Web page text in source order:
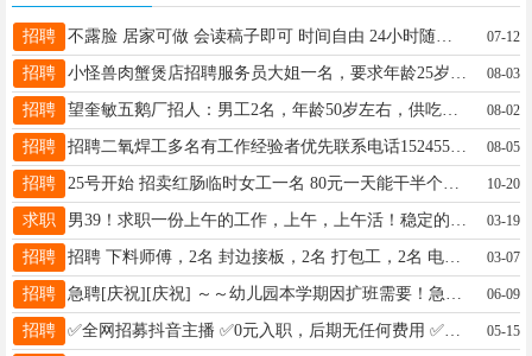
招聘 不露脸 居家可做 会读稿子即可 时间自由 24小时随时接单 不出镜白班小时/20-夜班25 出镜白班小时/25-夜班30，有两部手机就行 加V：17604551097 接收付费的 07-12
招聘 08-03
招聘 望奎敏五鹅厂招人：男工2名，年龄50岁左右，供吃供住，伙食好待遇好，工作轻松简单，厂里工人多一点不累。老板事少，人还大方，工资4000，联系电话15945551389 08-02
招聘 招聘二氧焊工多名有工作经验者优先联系电话15245517177 08-05
招聘 10-20
求职 03-19
招聘 招聘 下料师傅，2名 封边接板，2名 打包工，2名 电话，13555328331 地址，厢红五西村八屯 03-07
招聘 06-09
招聘 ✅全网招募抖音主播 ✅0元入职，后期无任何费用 ✅三天养号，七天变现 ✅全国最牛运营帮扶 ✅宝妈。兼职，互联网创业素人小白首选 电话：18561263668 05-15